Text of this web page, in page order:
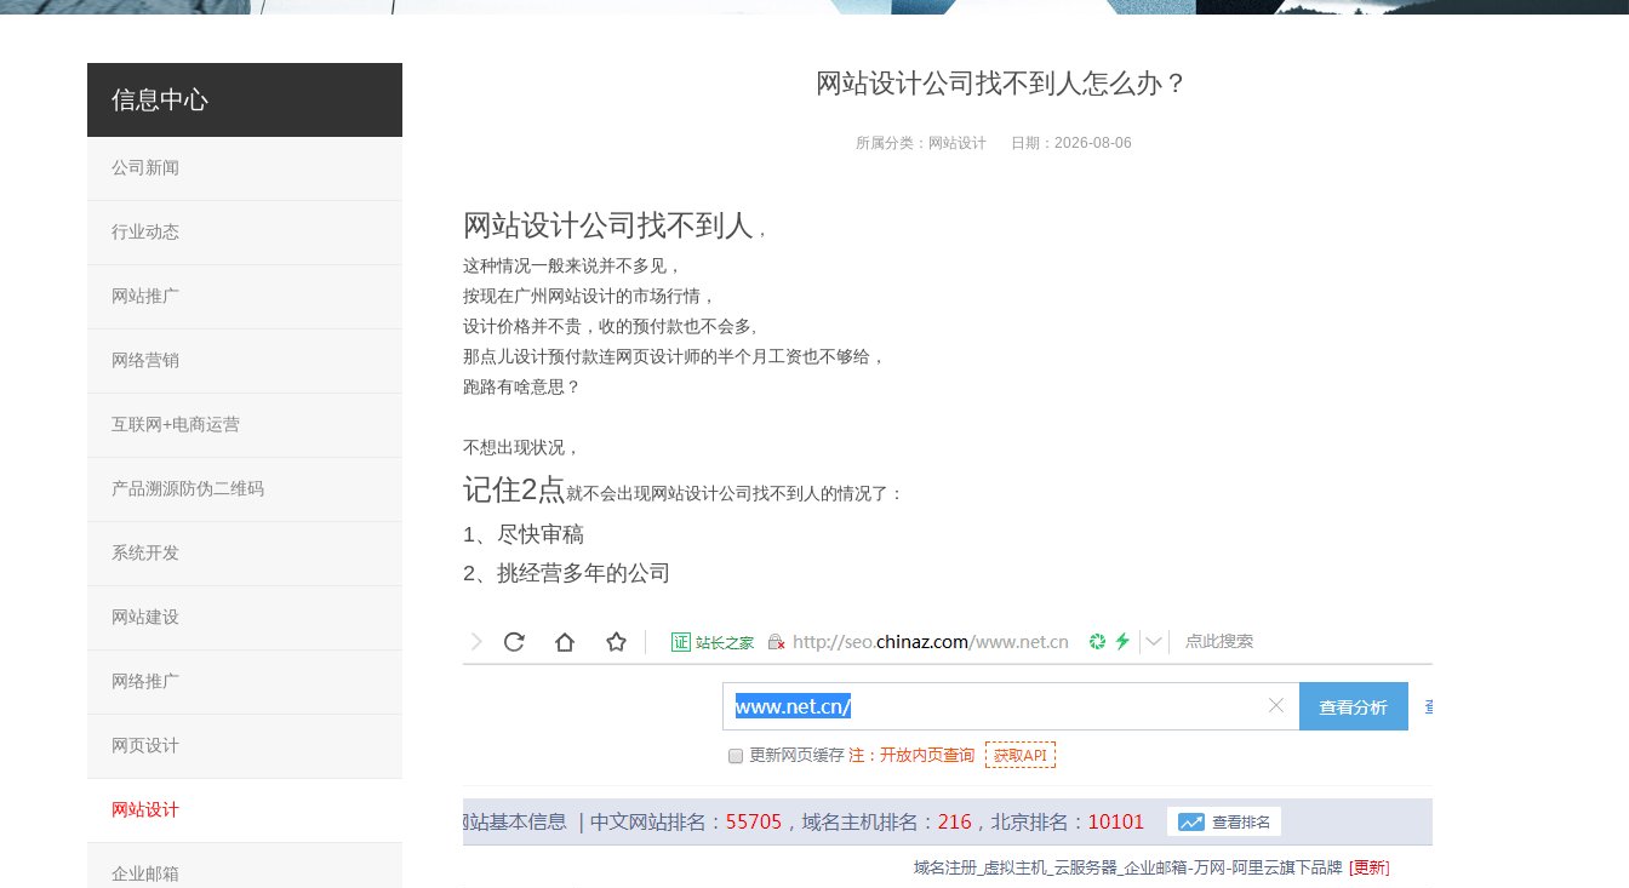
网站设计公司找不到人怎么办？
所属分类： 网站设计 日期： 2026-08-06
网站设计公司找不到人
，
这种情况一般来说并不多见，
按现在广州网站设计的市场行情，
设计价格并不贵，收的预付款也不会多,
那点儿设计预付款连网页设计师的半个月工资也不够给，
跑路有啥意思？
不想出现状况，
记住2点就不会出现网站设计公司找不到人的情况了：
1、尽快审稿
2、挑经营多年的公司
信息中心
公司新闻
行业动态
网站推广
网络营销
互联网+电商运营
产品溯源防伪二维码
系统开发
网站建设
网络推广
网页设计
网站设计
企业邮箱